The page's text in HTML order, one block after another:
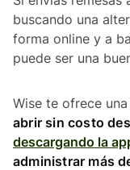
buscando una
forma online y a
puede ser una
Wise te ofrece
abrir sin costo
descargando la
administrar más